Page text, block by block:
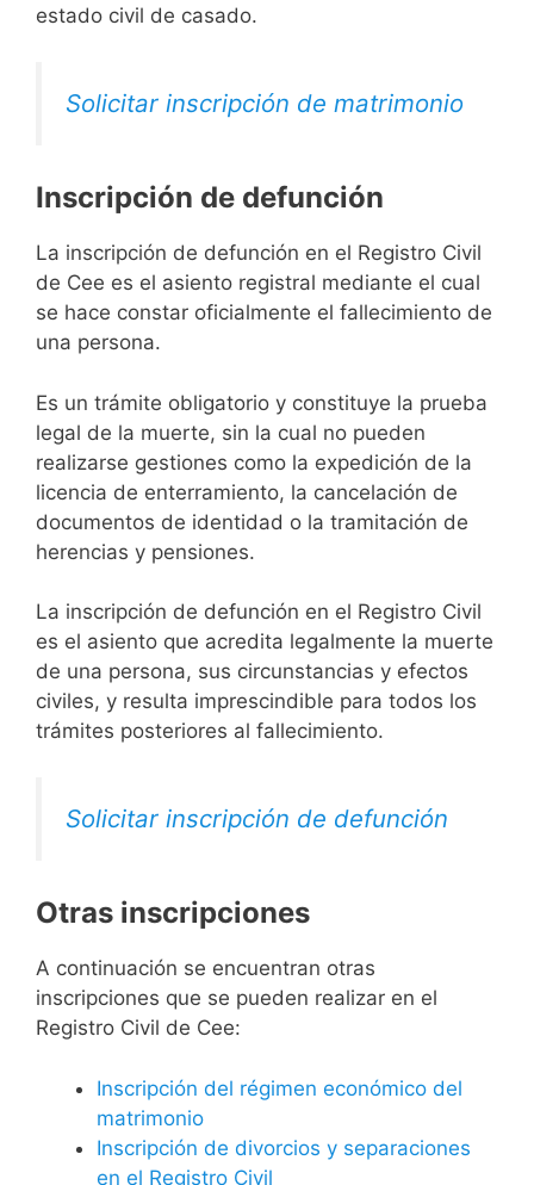
estado civil de casado.
Solicitar inscripción de matrimonio
Inscripción de defunción
La inscripción de defunción en el Registro Civil
de Cee es el asiento registral mediante el cual
se hace constar oficialmente el fallecimiento de
una persona.
Es un trámite obligatorio y constituye la prueba
legal de la muerte, sin la cual no pueden
realizarse gestiones como la expedición de la
licencia de enterramiento, la cancelación de
documentos de identidad o la tramitación de
herencias y pensiones.
La inscripción de defunción en el Registro Civil
es el asiento que acredita legalmente la muerte
de una persona, sus circunstancias y efectos
civiles, y resulta imprescindible para todos los
trámites posteriores al fallecimiento.
Solicitar inscripción de defunción
Otras inscripciones
A continuación se encuentran otras
inscripciones que se pueden realizar en el
Registro Civil de Cee:
Inscripción del régimen económico del
matrimonio
Inscripción de divorcios y separaciones
en el Registro Civil